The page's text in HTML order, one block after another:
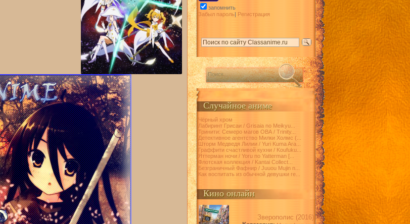
запомнить
Забыл пароль| Регистрация
Случайное аниме
Чёрный хром
Лабиринт Грисаи / Grisaia no Meikyu...
Тринити: Семеро магов ОВА / Trinity...
Детективное агентство Милки Холмс (...
Шторм Медведя Лилии / Yuri Kuma Ara...
Граффити счастливой кухни / Koufuku...
Яттерман ночи / Yoru no Yatterman [...
Флотская коллекция / Kantai Collect...
Безграничный Фафнир / Juuou Mujin n...
Как воспитать из обычной девушки ге...
Кино онлайн
Зверополис (2016)